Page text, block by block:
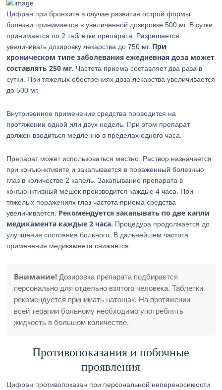
Цифран при бронхите в случае развития острой формы
болезни принимается в увеличенной дозировке 500 мг. В сутки
принимается по 2 таблетки препарата. Разрешается
увеличивать дозировку лекарства до 750 мг. При
хроническом типе заболевания ежедневная доза может
составлять 250 мг. Частота приема составляет два раза в
сутки. При тяжелых обострениях доза лекарства увеличивается
до 500 мг.
Внутривенное применение средства проводится на
протяжении одной или двух недель. При этом препарат
должен вводиться медленно в пределах одного часа.
Препарат может использоваться местно. Раствор назначается
при конъюнктивите и закапывается в пораженный болезнью
глаз в количестве 2 капель. Закапывание препарата в
конъюнктивный мешок производится каждые 4 часа. При
тяжелых поражениях глаз частота приема средства
увеличивается. Рекомендуется закапывать по две капли
медикамента каждые 2 часа. Процедура продолжается до
улучшения состояния больного. В дальнейшем частота
применения медикамента снижается.
Внимание! Дозировка препарата подбирается
персонально для отдельно взятого человека. Таблетки
рекомендуется принимать натощак. На протяжении
всей терапии больному необходимо употреблять
жидкость в большом количестве.
Противопоказания и побочные
проявления
Цифран противопоказан при персональной непереносимости